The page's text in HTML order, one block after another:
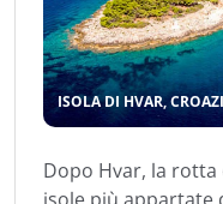
ISOLA DI HVAR,
Dopo Hvar, la